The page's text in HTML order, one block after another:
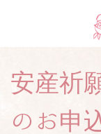
安産祈
のお申